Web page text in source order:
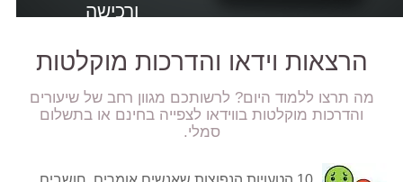
ורכישה
הרצאות וידאו והדרכות מוקלטות
מה תרצו ללמוד היום? לרשותכם מגוון רחב של שיעורים
והדרכות מוקלטות בווידאו לצפייה בחינם או בתשלום
סמלי.